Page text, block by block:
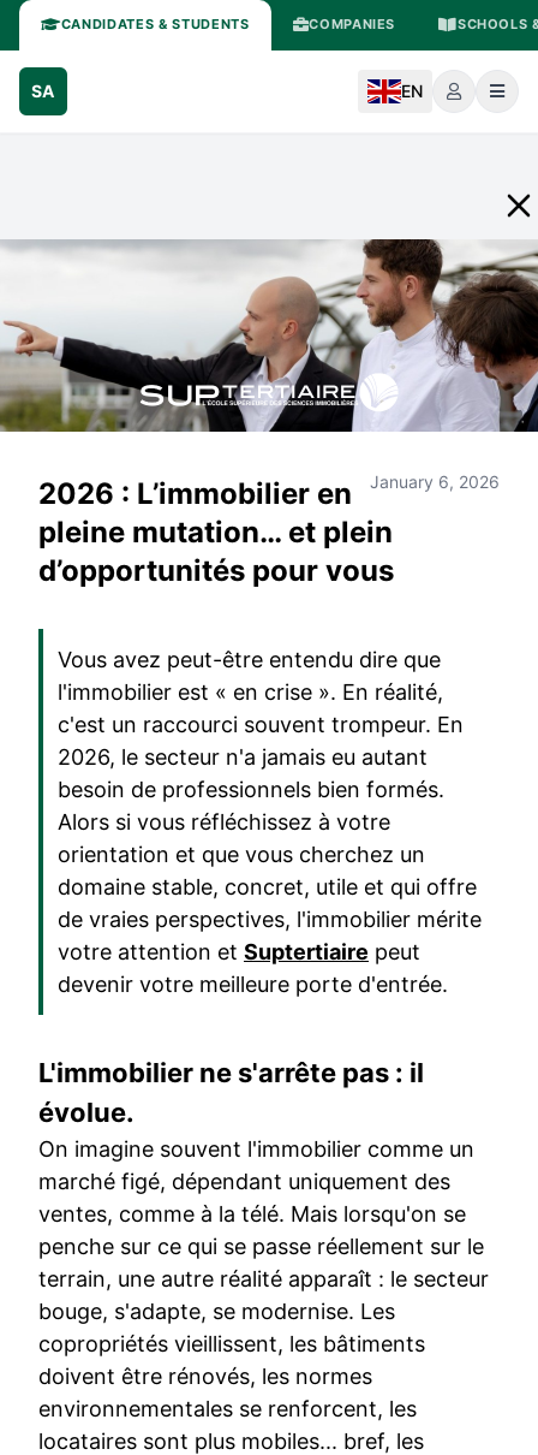
CANDIDATES & STUDENTS COMPANIES SCHOOLS
SA EN
January 6, 2026
2026 : L’immobilier en
pleine mutation… et plein
d’opportunités pour vous
Vous avez peut-être entendu dire que
l'immobilier est « en crise ». En réalité,
c'est un raccourci souvent trompeur. En
2026, le secteur n'a jamais eu autant
besoin de professionnels bien formés.
Alors si vous réfléchissez à votre
orientation et que vous cherchez un
domaine stable, concret, utile et qui offre
de vraies perspectives, l'immobilier mérite
votre attention et Suptertiaire peut
devenir votre meilleure porte d'entrée.
L'immobilier ne s'arrête pas : il
évolue.
On imagine souvent l'immobilier comme un
marché figé, dépendant uniquement des
ventes, comme à la télé. Mais lorsqu'on se
penche sur ce qui se passe réellement sur le
terrain, une autre réalité apparaît : le secteur
bouge, s'adapte, se modernise. Les
copropriétés vieillissent, les bâtiments
doivent être rénovés, les normes
environnementales se renforcent, les
locataires sont plus mobiles... bref, les